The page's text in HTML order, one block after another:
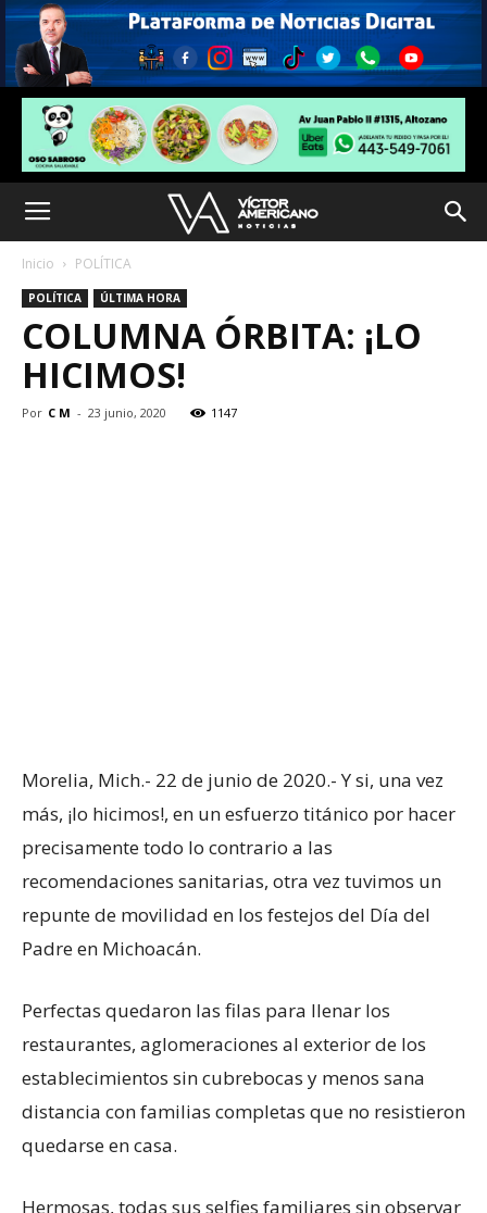
Inicio POLÍTICA
POLÍTICA ÚLTIMA HORA
COLUMNA ÓRBITA: ¡LO
HICIMOS!
Por C M - 23 junio, 2020 1147
Morelia, Mich.- 22 de junio de 2020.- Y si, una vez
más, ¡lo hicimos!, en un esfuerzo titánico por hacer
precisamente todo lo contrario a las
recomendaciones sanitarias, otra vez tuvimos un
repunte de movilidad en los festejos del Día del
Padre en Michoacán.
Perfectas quedaron las filas para llenar los
restaurantes, aglomeraciones al exterior de los
establecimientos sin cubrebocas y menos sana
distancia con familias completas que no resistieron
quedarse en casa.
Hermosas, todas sus selfies familiares sin observar